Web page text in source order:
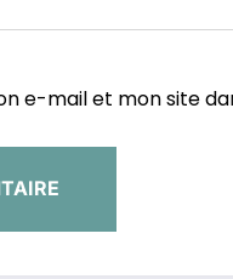
e-mail et mon site